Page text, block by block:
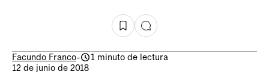
Facundo Franco-
1 minuto de lectura
12 de junio de 2018